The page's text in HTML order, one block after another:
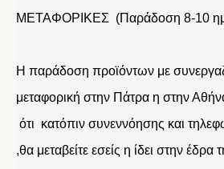
ΜΕΤΑΦΟΡΙΚΕΣ (Παράδοση 8-10
Η παράδοση προϊόντων με
μεταφορική στην Πάτρα η στην
ότι κατόπιν συνεννόησης και
,θα μεταβείτε εσείς η ίδει στην έδρα